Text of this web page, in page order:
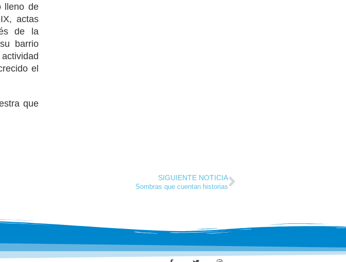
lleno de
actas
de la
barrio
el
que
SIGUIENTE NOTICIA
Sombras que cuentan historias